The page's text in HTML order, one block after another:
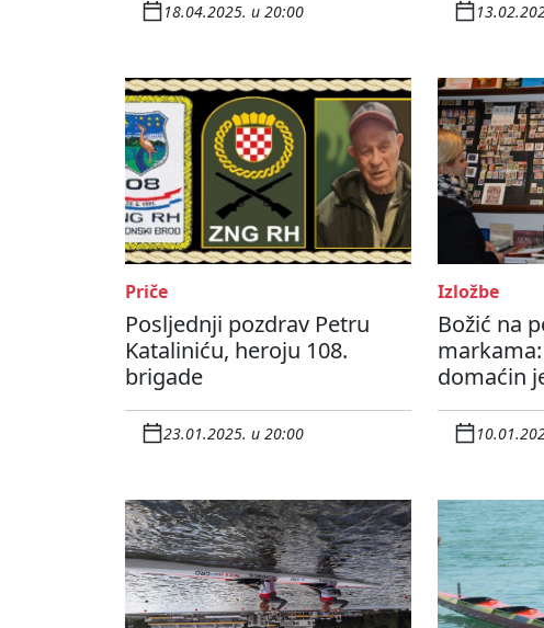
18.04.2025. u 20:00
Priče
Posljednji pozdrav Petru
Kataliniću, heroju 108.
brigade
23.01.2025. u 20:00
Izložbe
Božić na
domaćin